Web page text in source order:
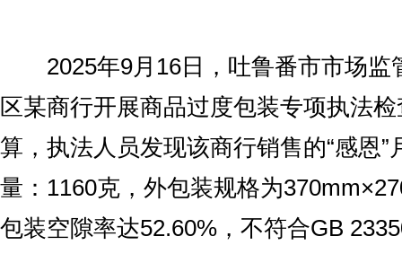
2025年9月16日，吐鲁番市市场监
区某商行开展商品过度包装专项执法
算，执法人员发现该商行销售的“感恩”
量：1160克，外包装规格为
包装空隙率达52.60%，不符合GB